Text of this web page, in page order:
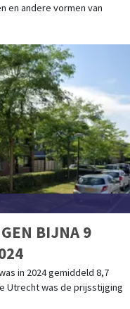
en andere vormen van
BIJNA 9
in 2024 gemiddeld 8,7
Utrecht was de prijsstijging